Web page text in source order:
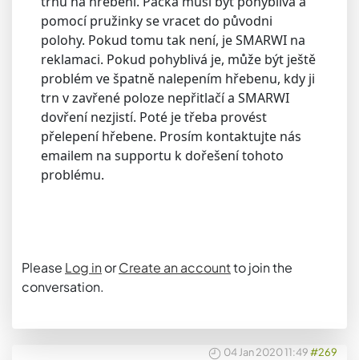
pomocí pružinky se vracet do původni
polohy. Pokud tomu tak není, je SMARWI na
reklamaci. Pokud pohyblivá je, může být ještě
problém ve špatně nalepením hřebenu, kdy ji
trn v zavřené poloze nepřitlačí a SMARWI
dovření nezjistí. Poté je třeba provést
přelepení hřebene. Prosím kontaktujte nás
emailem na supportu k dořešení tohoto
problému.
Please Log in orCreate an accountto join the
conversation.
04 Jan 2020 11:49#269